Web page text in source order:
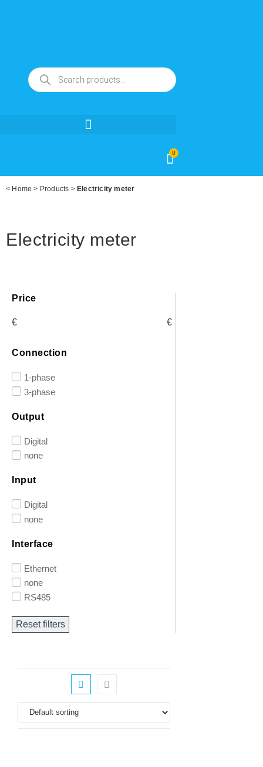
0
< Home > Products > Electricity meter
Electricity meter
Price
€ €
Connection
1-phase
3-phase
Output
Digital
none
Input
Digital
none
Interface
Ethernet
none
RS485
Reset filters